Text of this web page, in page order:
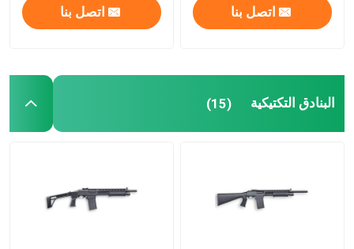
بنادق العمل بمضخة
اتصل بنا اتصل بنا
البنادق التكتيكية (15)